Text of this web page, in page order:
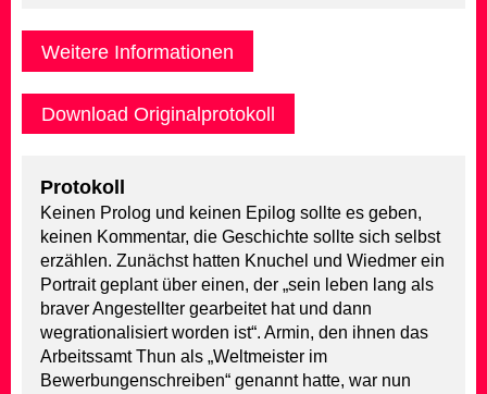
Weitere Informationen
Download Originalprotokoll
Protokoll
Keinen Prolog und keinen Epilog sollte es geben,
keinen Kommentar, die Geschichte sollte sich selbst
erzählen. Zunächst hatten Knuchel und Wiedmer ein
Portrait geplant über einen, der „sein leben lang als
braver Angestellter gearbeitet hat und dann
wegrationalisiert worden ist“. Armin, den ihnen das
Arbeitssamt Thun als „Weltmeister im
Bewerbungenschreiben“ genannt hatte, war nun